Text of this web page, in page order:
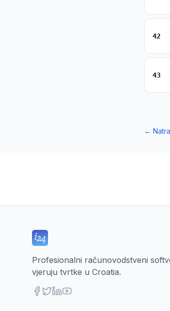
42
43
←
Profesionalni računovodstveni
vjeruju tvrtke u Croatia.